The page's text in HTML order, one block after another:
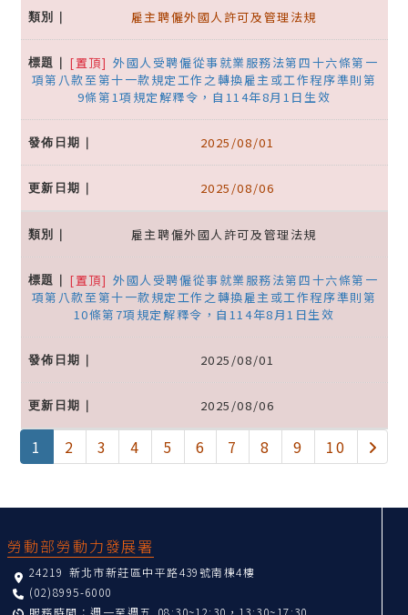
雇主聘僱外國人許可及管理法規
[置頂] 外國人受聘僱從事就業服務法第四十六條第一
項第八款至第十一款規定工作之轉換雇主或工作程序準則第
9條第1項規定解釋令，自114年8月1日生效
2025/08/01
2025/08/06
雇主聘僱外國人許可及管理法規
[置頂] 外國人受聘僱從事就業服務法第四十六條第一
項第八款至第十一款規定工作之轉換雇主或工作程序準則第
10條第7項規定解釋令，自114年8月1日生效
2025/08/01
2025/08/06
1 (current)
2 3 4 5 6 7 8 9 10 下
勞動部勞動力發展署
24219 新北市新莊區中平路439號南棟4樓
(02)8995-6000